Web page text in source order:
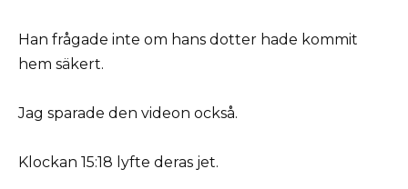
Han frågade inte om hans dotter hade kommit
hem säkert.
Jag sparade den videon också.
Klockan 15:18 lyfte deras jet.